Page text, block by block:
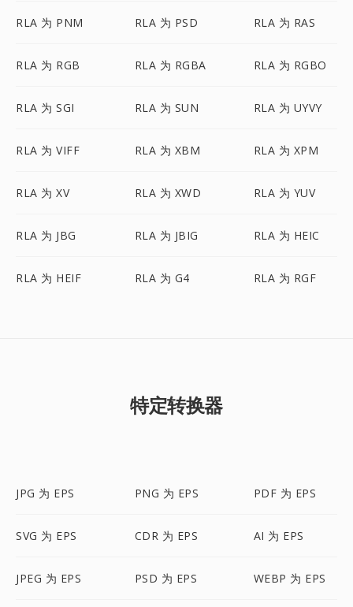
RLA 为 PNM RLA 为 PSD RLA 为 RAS
RLA 为 RGB RLA 为 RGBA RLA 为 RGBO
RLA 为 SGI RLA 为 SUN RLA 为 UYVY
RLA 为 VIFF RLA 为 XBM RLA 为 XPM
RLA 为 XV RLA 为 XWD RLA 为 YUV
RLA 为 JBG RLA 为 JBIG RLA 为 HEIC
RLA 为 HEIF RLA 为 G4 RLA 为 RGF
特定转换器
JPG 为 EPS PNG 为 EPS PDF 为 EPS
SVG 为 EPS CDR 为 EPS AI 为 EPS
JPEG 为 EPS PSD 为 EPS WEBP 为 EPS